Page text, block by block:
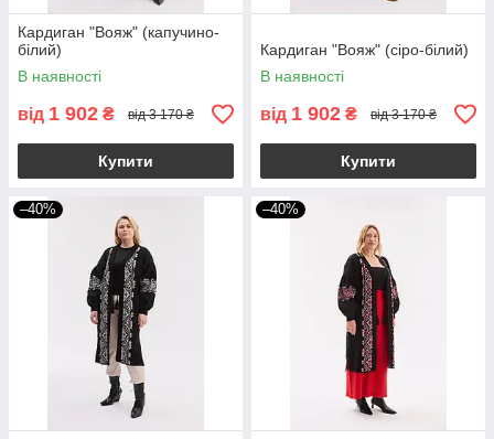
Кардиган "Вояж" (капучино-
білий)
В наявності
від 1 902 ₴ від 3 170 ₴
Купити
Кардиган "Вояж" (сіро-білий)
В наявності
від 1 902 ₴ від 3 170 ₴
Купити
–40% –40%